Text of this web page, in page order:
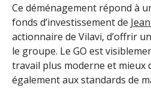
Ce déménagement répond à
fonds d’investissement de
actionnaire de Vilavi, d’offrir
le groupe. Le GO est
travail plus moderne et mieux
également aux standards de